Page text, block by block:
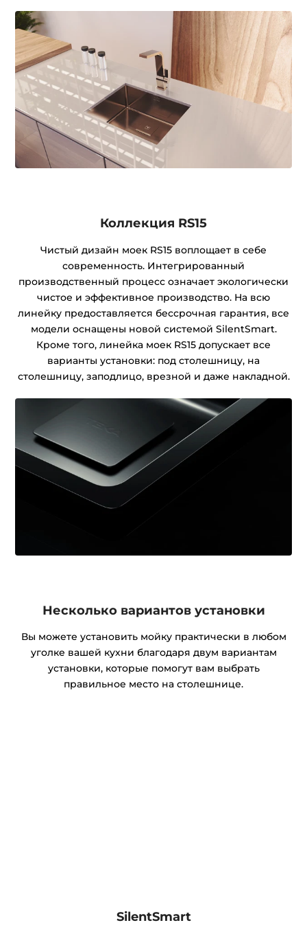
Коллекция RS15
Чистый дизайн моек RS15 воплощает в себе
современность. Интегрированный
производственный процесс означает экологически
чистое и эффективное производство. На всю
линейку предоставляется бессрочная гарантия, все
модели оснащены новой системой SilentSmart.
Кроме того, линейка моек RS15 допускает все
варианты установки: под столешницу, на
столешницу, заподлицо, врезной и даже накладной.
Несколько вариантов установки
Вы можете установить мойку практически в любом
уголке вашей кухни благодаря двум вариантам
установки, которые помогут вам выбрать
правильное место на столешнице.
SilentSmart